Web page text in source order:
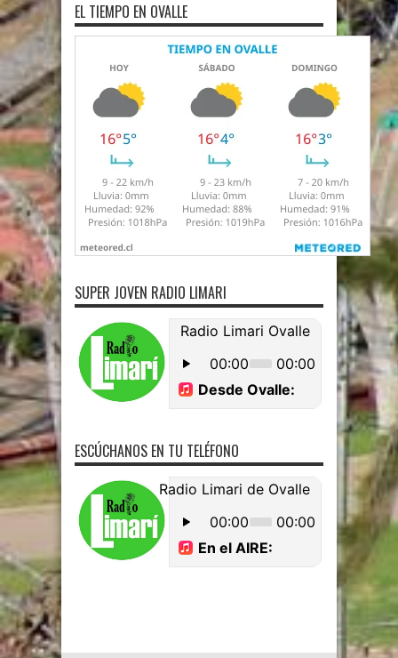
EL TIEMPO EN OVALLE
SUPER JOVEN RADIO LIMARI
ESCÚCHANOS EN TU TELÉFONO